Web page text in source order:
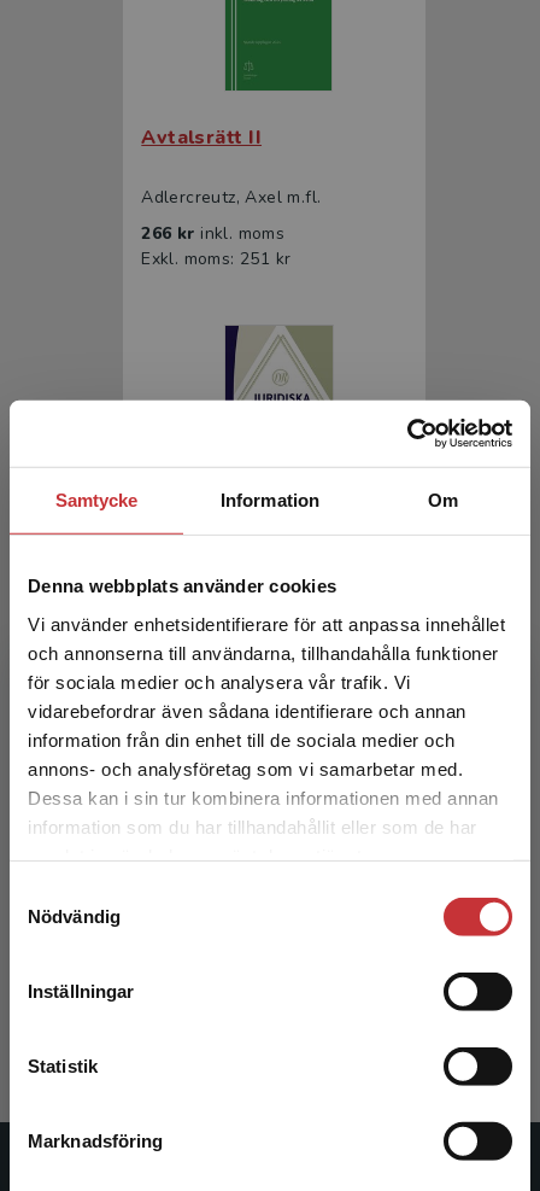
Samtycke Information Om
Denna webbplats använder cookies
Vi använder enhetsidentifierare för att anpassa innehållet
och annonserna till användarna, tillhandahålla funktioner
för sociala medier och analysera vår trafik. Vi
vidarebefordrar även sådana identifierare och annan
information från din enhet till de sociala medier och
annons- och analysföretag som vi samarbetar med.
Dessa kan i sin tur kombinera informationen med annan
information som du har tillhandahållit eller som de har
Nödvändig
Inställningar
Statistik
Marknadsföring
Begränsad fraktregion
Det verkar som att du besöker
studentlitteratur.se via en enhet utanför Sverige.
Vi erbjuder inte leveranser utanför Sverige. För
att kunna slutföra ett köp måste
Avtalsrätt II
Adlercreutz, Axel m.fl.
266 kr inkl. moms
Exkl. moms: 251 kr
Juridiska grundbegrepp
Dahlman, C - Wahlberg, L
370 krinkl. moms
Exkl. moms: 349 kr